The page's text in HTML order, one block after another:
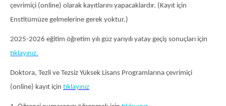
çevrimiçi (online) olarak kayıtlarını yapacaklardır. (Kayıt için
Enstitümüze gelmelerine gerek yoktur.)
2025-2026 eğitim öğretim yılı güz yarıyılı yatay geçiş sonuçları için
tıklayınız.
Doktora, Tezli ve Tezsiz Yüksek Lisans Programlarına çevrimiçi
(online) kayıt için tıklayınız